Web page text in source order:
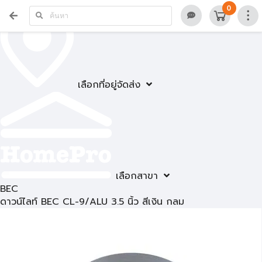
เลือกที่อยู่จัดส่ง
เลือกสาขา
0
BEC
ดาวน์ไลท์ BEC CL-9/ALU 3.5 นิ้ว สีเงิน กลม